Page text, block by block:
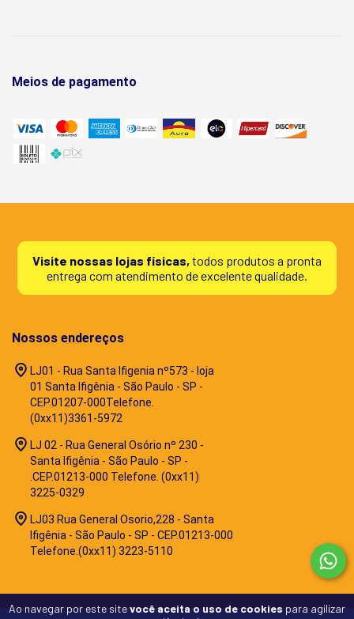
Ao navegar por este sitevocê aceita o uso de cookies para agilizar
Meios de pagamento
Visite nossas lojas físicas, todos produtos a pronta
entrega com atendimento de excelente qualidade.
Nossos endereços
LJ01 - Rua Santa Ifigenia nº573 - loja
01 Santa Ifigênia - São Paulo - SP -
CEP.01207-000Telefone.
(0xx11)3361-5972
LJ 02 - Rua General Osório nº 230 -
Santa Ifigênia - São Paulo - SP -
.CEP.01213-000 Telefone. (0xx11)
3225-0329
LJ03 Rua General Osorio,228 - Santa
Ifigênia - São Paulo - SP - CEP.01213-000
Telefone.(0xx11) 3223-5110